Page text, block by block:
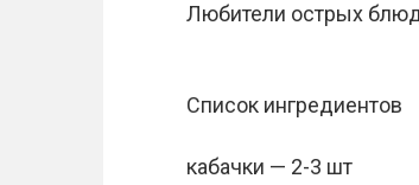
Любители острых блюд
Список ингредиентов
кабачки — 2-3 шт